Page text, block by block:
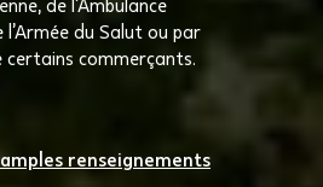
de l’Ambulance
l’Armée du Salut ou par
certains commerçants.
renseignements